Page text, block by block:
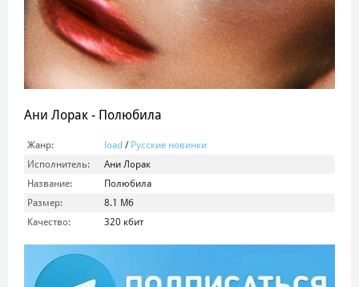
Ани Лорак - Полюбила
Жанр: load / Русские новинки
Исполнитель:
Ани Лорак
Название:
Полюбила
Размер:
8.1 Mб
Качество:
320 кбит